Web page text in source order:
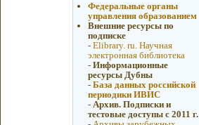
Федеральные органы
управления образованием
Внешние ресурсы по
подписке
- Elibrary. ru. Научная
электронная библиотека
- Информационные
ресурсы Дубны
- База данных российской
периодики ИВИС
- Архив. Подписки и
тестовые доступы с 2011 г.